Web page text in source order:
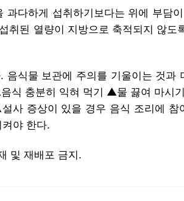
과다하게 섭취하기보다는 위에 부담
취된 열량이 지방으로 축적되지 않도
음식물 보관에 주의를 기울이는 것
식 충분히 익혀 먹기 ▲물 끓여 마시
사 증상이 있을 경우 음식 조리에
야 한다.
및 재배포 금지.